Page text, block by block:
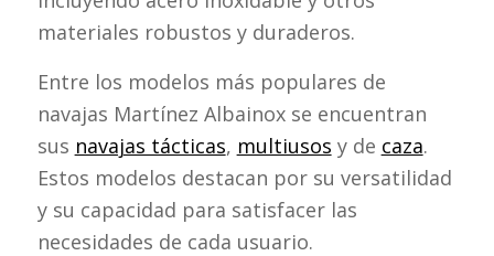
materiales robustos y duraderos.
Entre los modelos más populares de
navajas Martínez Albainox se encuentran
sus navajas tácticas, multiusos y de caza.
Estos modelos destacan por su versatilidad
y su capacidad para satisfacer las
necesidades de cada usuario.